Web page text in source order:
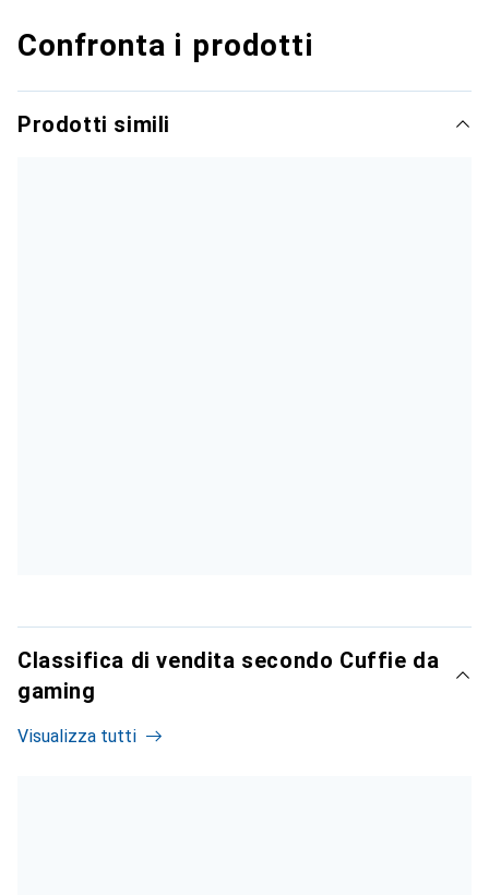
Confronta i prodotti
Prodotti simili
Classifica di vendita secondo Cuffie da
gaming
Visualizza tutti